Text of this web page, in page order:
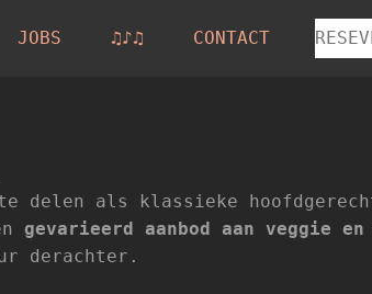
JOBS ♫♪♫ CONTACT
delen als klassieke
gevarieerd aanbod aan veggie en
derachter.